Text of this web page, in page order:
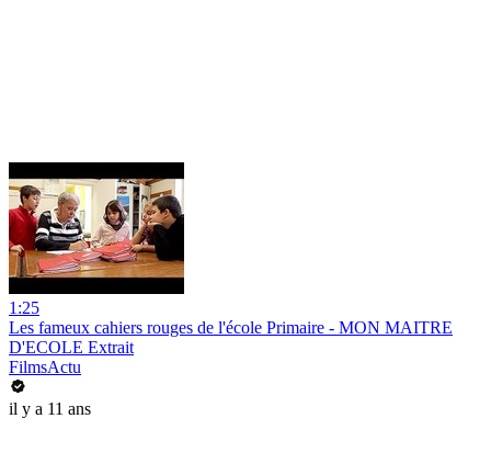
1:25
Les fameux cahiers rouges de l'école Primaire - MON MAITRE
D'ECOLE Extrait
FilmsActu
il y a 11 ans